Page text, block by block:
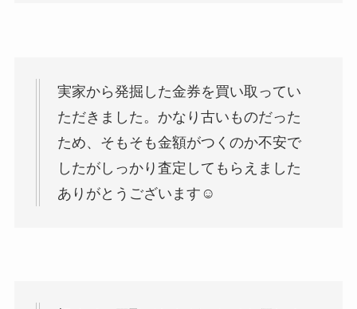
実家から発掘した金券を買い取ってい
ただきました。かなり古いものだった
ため、そもそも金額がつくのか不安で
したがしっかり査定してもらえました
ありがとうございます☺️